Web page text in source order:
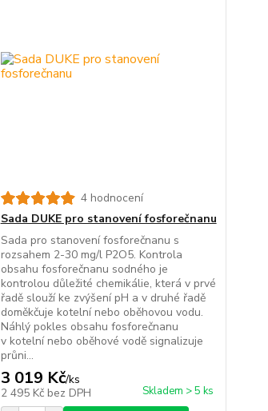
4 hodnocení
Sada DUKE pro stanovení fosforečnanu
Sada pro stanovení fosforečnanu s
rozsahem 2-30 mg/l P2O5. Kontrola
obsahu fosforečnanu sodného je
kontrolou důležité chemikálie, která v prvé
řadě slouží ke zvýšení pH a v druhé řadě
doměkčuje kotelní nebo oběhovou vodu.
Náhlý pokles obsahu fosforečnanu
v kotelní nebo oběhové vodě signalizuje
průni...
3 019 Kč/ks
2 495 Kč bez DPH Skladem > 5 ks